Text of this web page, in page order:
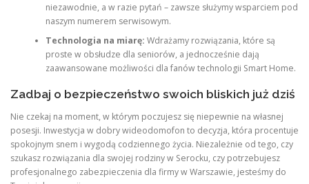
niezawodnie, a w razie pytań – zawsze służymy wsparciem pod
naszym numerem serwisowym.
Technologia na miarę: Wdrażamy rozwiązania, które są
proste w obsłudze dla seniorów, a jednocześnie dają
zaawansowane możliwości dla fanów technologii Smart Home.
Zadbaj o bezpieczeństwo swoich bliskich już dziś
Nie czekaj na moment, w którym poczujesz się niepewnie na własnej
posesji. Inwestycja w dobry wideodomofon to decyzja, która procentuje
spokojnym snem i wygodą codziennego życia. Niezależnie od tego, czy
szukasz rozwiązania dla swojej rodziny w Serocku, czy potrzebujesz
profesjonalnego zabezpieczenia dla firmy w Warszawie, jesteśmy do